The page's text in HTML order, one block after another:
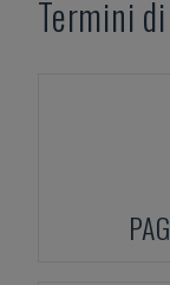
Termini